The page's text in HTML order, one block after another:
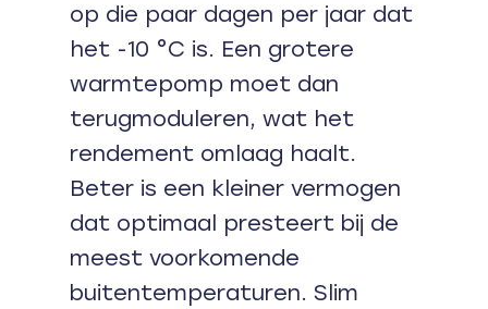
op die paar dagen per jaar dat
het -10 °C is. Een grotere
warmtepomp moet dan
terugmoduleren, wat het
rendement omlaag haalt.
Beter is een kleiner vermogen
dat optimaal presteert bij de
meest voorkomende
buitentemperaturen. Slim